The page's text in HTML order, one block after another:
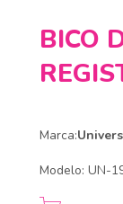
BICO
Marca:
Modelo: UN-